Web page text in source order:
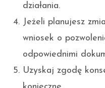
działania.
Jeżeli planujesz
wniosek o
odpowiednimi
Uzyskaj zgodę